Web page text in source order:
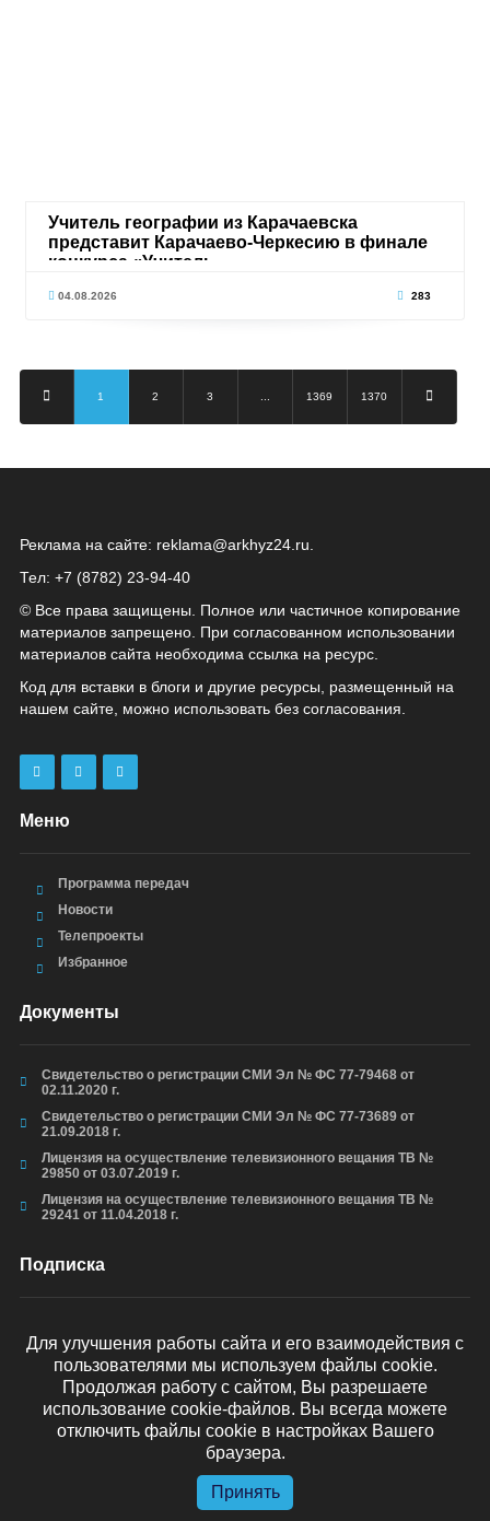
Учитель географии из Карачаевска
представит Карачаево-Черкесию в финале
конкурса «Учитель
04.08.2026 283
1 2 3 1369 1370
Реклама на сайте: reklama@arkhyz24.ru
Тел: +7 (8782) 23‑94‑40
© Все права защищены. Полное или частичное копирование
материалов запрещено. При согласованном использовании
материалов сайта необходима ссылка на ресурс.
Код для вставки в блоги и другие ресурсы, размещенный на
нашем сайте, можно использовать без согласования.
Меню
Программа передач
Новости
Телепроекты
Избранное
Документы
Свидетельство о регистрации СМИ Эл № ФС 77-79468 от
02.11.2020 г.
Свидетельство о регистрации СМИ Эл № ФС 77-73689 от
21.09.2018 г.
Лицензия на осуществление телевизионного вещания ТВ №
29850 от 03.07.2019 г.
Лицензия на осуществление телевизионного вещания ТВ №
29241 от 11.04.2018 г.
Подписка
ОТПРАВИТЬ
. Все права защищены.
Для улучшения работы сайта и его взаимодействия с
пользователями мы используем файлы cookie.
Продолжая работу с сайтом, Вы разрешаете
использование cookie-файлов. Вы всегда можете
отключить файлы cookie в настройках Вашего
браузера.
Принять